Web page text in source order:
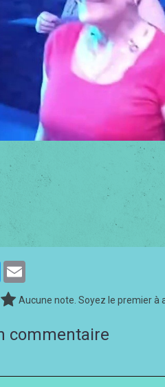
Twitter
Aucune note. Soyez le premier à
commentaire